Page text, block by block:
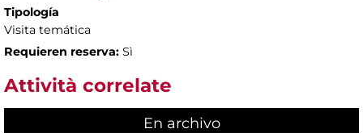
Tipología
Visita temática
Requieren reserva: Sì
Attività correlate
En archivo